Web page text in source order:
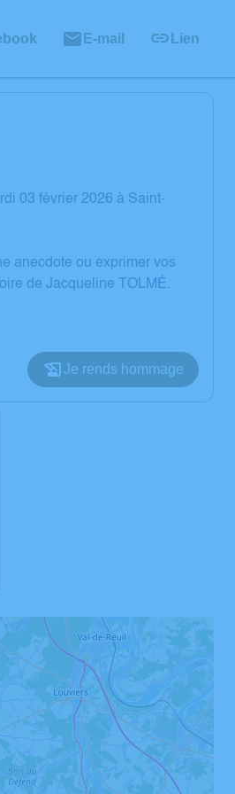
E-mail Lien
03 février 2026 à Saint-
anecdote ou exprimer vos
de Jacqueline TOLMÉ.
Je rends hommage